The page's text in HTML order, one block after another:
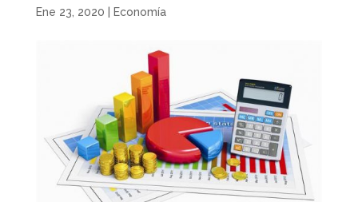
Ene 23, 2020 Economía